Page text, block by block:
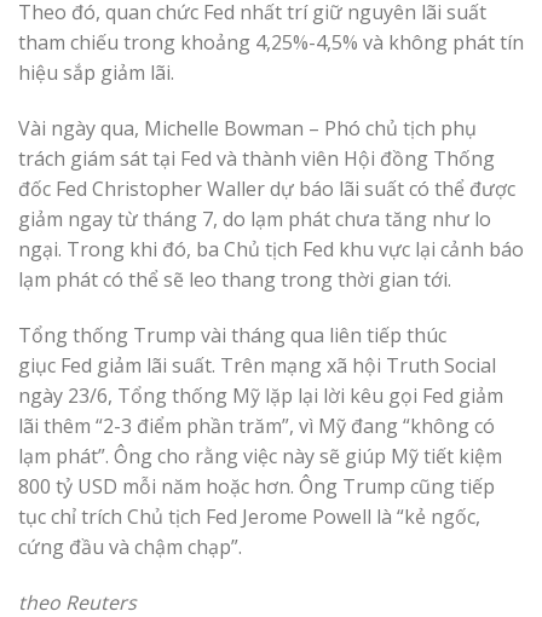
Theo đó, quan chức Fed nhất trí giữ nguyên lãi suất
tham chiếu trong khoảng 4,25%-4,5% và không phát tín
hiệu sắp giảm lãi.
Vài ngày qua, Michelle Bowman – Phó chủ tịch phụ
trách giám sát tại Fed và thành viên Hội đồng Thống
đốc Fed Christopher Waller dự báo lãi suất có thể được
giảm ngay từ tháng 7, do lạm phát chưa tăng như lo
ngại. Trong khi đó, ba Chủ tịch Fed khu vực lại cảnh báo
lạm phát có thể sẽ leo thang trong thời gian tới.
Tổng thống Trump vài tháng qua liên tiếp thúc
giục Fed giảm lãi suất. Trên mạng xã hội Truth Social
ngày 23/6, Tổng thống Mỹ lặp lại lời kêu gọi Fed giảm
lãi thêm “2-3 điểm phần trăm”, vì Mỹ đang “không có
lạm phát”. Ông cho rằng việc này sẽ giúp Mỹ tiết kiệm
800 tỷ USD mỗi năm hoặc hơn. Ông Trump cũng tiếp
tục chỉ trích Chủ tịch Fed Jerome Powell là “kẻ ngốc,
cứng đầu và chậm chạp”.
theo Reuters